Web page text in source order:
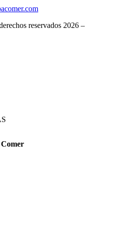
reservados 2026 –
Comer